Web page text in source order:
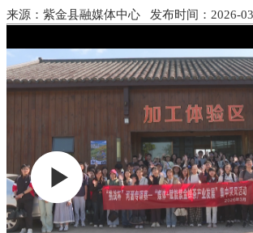
来源：紫金县融媒体中心 发布时间：2026-